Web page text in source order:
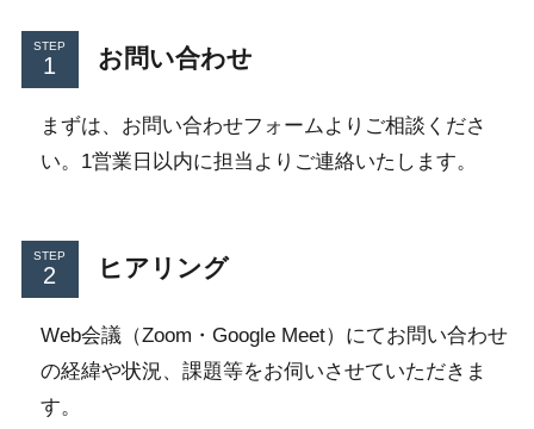
STEP お問い合わせ
まずは、お問い合わせフォームよりご相談くださ
い。1営業日以内に担当よりご連絡いたします。
STEP ヒアリング
Web会議（Zoom・Google Meet）にてお問い合わせ
の経緯や状況、課題等をお伺いさせていただきま
す。